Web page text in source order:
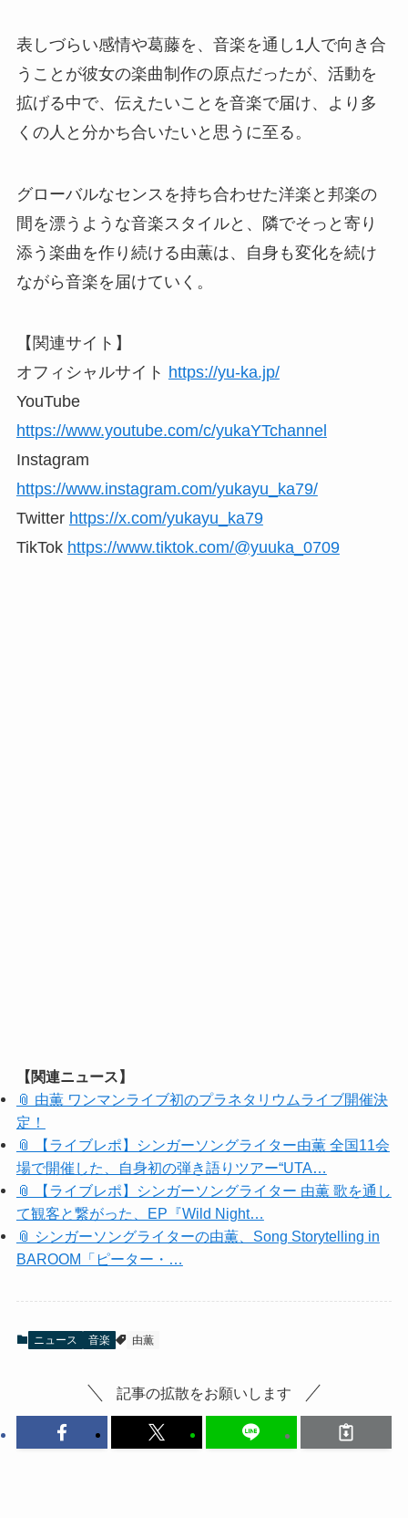
表しづらい感情や葛藤を、音楽を通し1人で向き合
うことが彼女の楽曲制作の原点だったが、活動を
拡げる中で、伝えたいことを音楽で届け、より多
くの人と分かち合いたいと思うに至る。
グローバルなセンスを持ち合わせた洋楽と邦楽の
間を漂うような音楽スタイルと、隣でそっと寄り
添う楽曲を作り続ける由薫は、自身も変化を続け
ながら音楽を届けていく。
【関連サイト】
オフィシャルサイト https://yu-ka.jp/
YouTube
https://www.youtube.com/c/yukaYTchannel
Instagram
https://www.instagram.com/yukayu_ka79/
Twitter https://x.com/yukayu_ka79
TikTok https://www.tiktok.com/@yuuka_0709
【関連ニュース】
📎 由薫 ワンマンライブ初のプラネタリウムライブ開催決
定！
📎 【ライブレポ】シンガーソングライター由薫 全国11会
場で開催した、自身初の弾き語りツアー“UTA…
📎 【ライブレポ】シンガーソングライター 由薫 歌を通し
て観客と繋がった、EP『Wild Night…
📎 シンガーソングライターの由薫、Song Storytelling in
BAROOM「ピーター・…
ニュース 音楽 由薫
記事の拡散をお願いします